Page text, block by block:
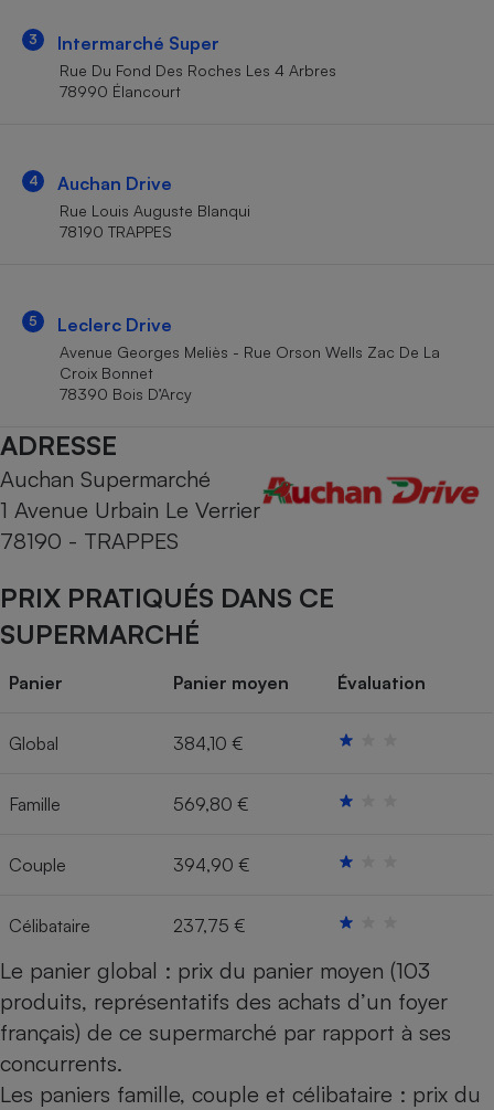
3 Intermarché Super
Rue Du Fond Des Roches Les 4 Arbres
78990 Élancourt
4 Auchan Drive
Rue Louis Auguste Blanqui
78190 TRAPPES
5 Leclerc Drive
Avenue Georges Meliès - Rue Orson Wells Zac De La
Croix Bonnet
78390 Bois D’Arcy
ADRESSE
Auchan Supermarché
1 Avenue Urbain Le Verrier
78190 - TRAPPES
PRIX PRATIQUÉS DANS CE
SUPERMARCHÉ
Panier Panier moyen Évaluation
Global 384,10 €
Famille 569,80 €
Couple 394,90 €
Célibataire 237,75 €
Le panier global : prix du panier moyen (103
produits, représentatifs des achats d’un foyer
français) de ce supermarché par rapport à ses
concurrents.
Les paniers famille, couple et célibataire : prix du
Robot ménager